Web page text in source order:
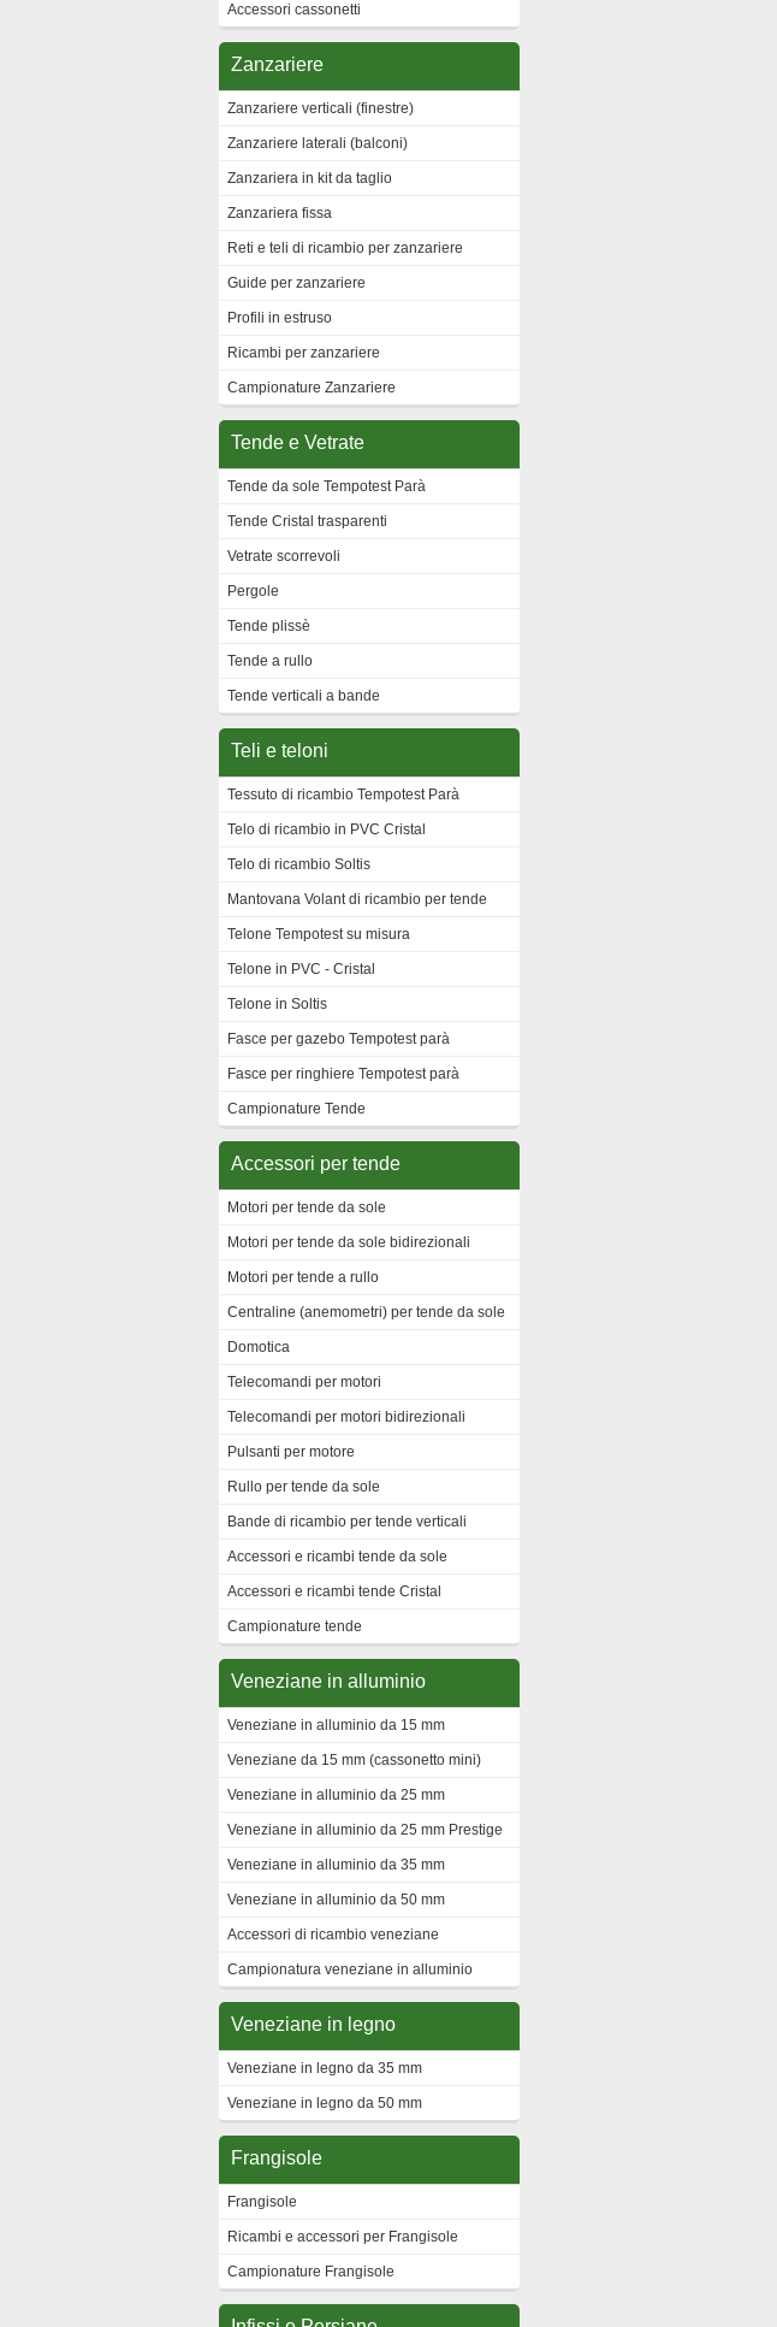
Accessori cassonetti
Zanzariere
Zanzariere verticali (finestre)
Zanzariere laterali (balconi)
Zanzariera in kit da taglio
Zanzariera fissa
Reti e teli di ricambio per zanzariere
Guide per zanzariere
Profili in estruso
Ricambi per zanzariere
Campionature Zanzariere
Tende e Vetrate
Tende da sole Tempotest Parà
Tende Cristal trasparenti
Vetrate scorrevoli
Pergole
Tende plissè
Tende a rullo
Tende verticali a bande
Teli e teloni
Tessuto di ricambio Tempotest Parà
Telo di ricambio in PVC Cristal
Telo di ricambio Soltis
Mantovana Volant di ricambio per tende
Telone Tempotest su misura
Telone in PVC - Cristal
Telone in Soltis
Fasce per gazebo Tempotest parà
Fasce per ringhiere Tempotest parà
Campionature Tende
Accessori per tende
Motori per tende da sole
Motori per tende da sole bidirezionali
Motori per tende a rullo
Centraline (anemometri) per tende da sole
Domotica
Telecomandi per motori
Telecomandi per motori bidirezionali
Pulsanti per motore
Rullo per tende da sole
Bande di ricambio per tende verticali
Accessori e ricambi tende da sole
Accessori e ricambi tende Cristal
Campionature tende
Veneziane in alluminio
Veneziane in alluminio da 15 mm
Veneziane da 15 mm (cassonetto mini)
Veneziane in alluminio da 25 mm
Veneziane in alluminio da 25 mm Prestige
Veneziane in alluminio da 35 mm
Veneziane in alluminio da 50 mm
Accessori di ricambio veneziane
Campionatura veneziane in alluminio
Veneziane in legno
Veneziane in legno da 35 mm
Veneziane in legno da 50 mm
Frangisole
Frangisole
Ricambi e accessori per Frangisole
Campionature Frangisole